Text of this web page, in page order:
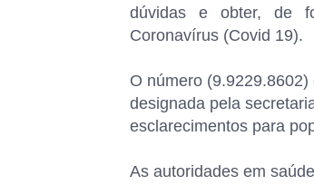
dúvidas e obter, de
Coronavírus (Covid 19).
O número
designada pela
esclarecimentos para
As autoridades em